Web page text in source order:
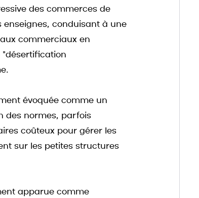
des commerces de
conduisant à une
commerciaux en
évoquée comme un
des normes, parfois
coûteux pour gérer les
sur les petites structures
apparue comme